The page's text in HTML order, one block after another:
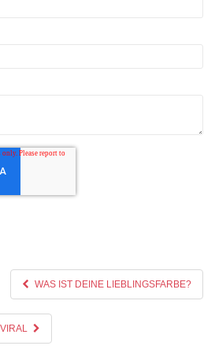
WAS IST DEINE LIEBLINGSFARBE?